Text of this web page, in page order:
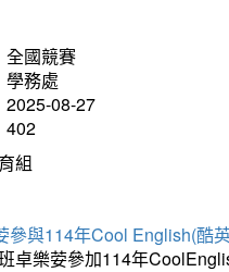
全國競賽
學務處
2025-08-27
402
組
參與114年Cool English(酷
卓樂荌參加114年